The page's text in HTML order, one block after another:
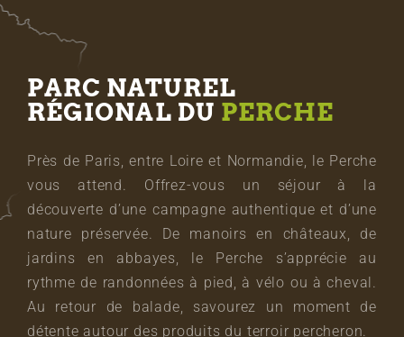
PARC NATUREL
RÉGIONAL DU PERCHE
Près de Paris, entre Loire et Normandie, le Perche
vous attend. Offrez-vous un séjour à la
découverte d’une campagne authentique et d’une
nature préservée. De manoirs en châteaux, de
jardins en abbayes, le Perche s’apprécie au
rythme de randonnées à pied, à vélo ou à cheval.
Au retour de balade, savourez un moment de
détente autour des produits du terroir percheron.